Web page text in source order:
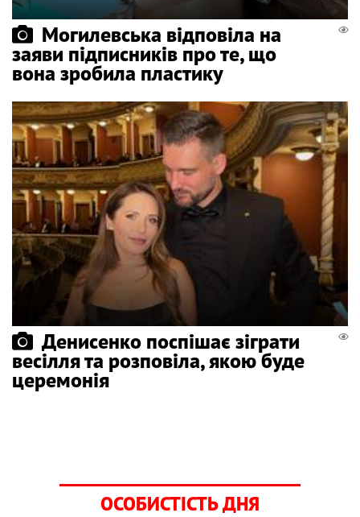
Могилевська відповіла на
заяви підписників про те, що
вона зробила пластику
Денисенко поспішає зіграти
весілля та розповіла, якою буде
церемонія
ОСОБИСТІСТЬ ДНЯ